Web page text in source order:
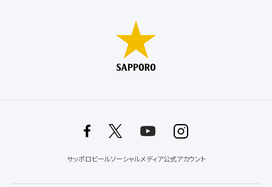
サッポロビールソーシャルメディア公式アカウント